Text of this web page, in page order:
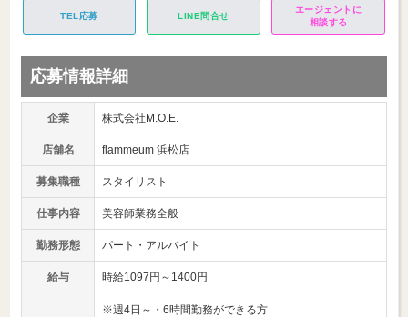
TEL応募 LINE問合せ
エージェントに
相談する
応募情報詳細
企業 株式会社M.O.E.
店舗名 flammeum 浜松店
募集職種 スタイリスト
仕事内容 美容師業務全般
勤務形態 パート・アルバイト
給与 時給1097円～1400円
※週4日～・6時間勤務ができる方